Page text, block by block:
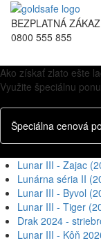
BEZPLATNÁ
0800 555 855
Ako získať zlato ešte
Využite špeciálnu
Špeciálna cenová
Lunar III - Zajac
Lunárna séria II
Lunar III - Byvol
Lunar III - Tiger
Drak 2024 -
Lunar III - Kôň